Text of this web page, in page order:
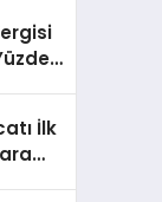
İlk